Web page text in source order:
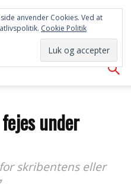
under
skribentens eller
anvender Cookies. Ved at
Cookie Politik